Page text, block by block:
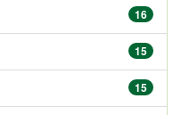
16
15
15